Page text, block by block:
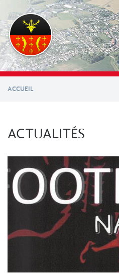
contenu
principal
ACCUEIL
ACTUALITÉS